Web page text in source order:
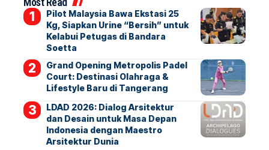
Pilot Malaysia Bawa Ekstasi 25
Kg, Siapkan Urine “Bersih” untuk
Kelabui Petugas di Bandara
Soetta
Grand Opening Metropolis Padel
Court: Destinasi Olahraga &
Lifestyle Baru di Tangerang
LDAD 2026: Dialog Arsitektur
dan Desain untuk Masa Depan
Indonesia dengan Maestro
Arsitektur Dunia